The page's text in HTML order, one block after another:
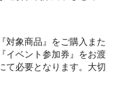
対象商品』をご購入また
イベント参加券』をお渡
て必要となります。大切